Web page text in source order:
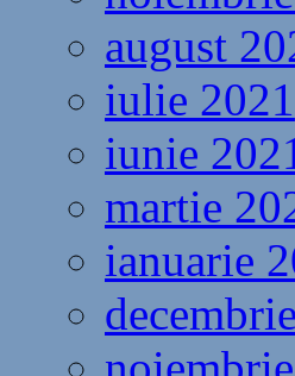
august
iulie 2021
iunie
martie
ianuarie